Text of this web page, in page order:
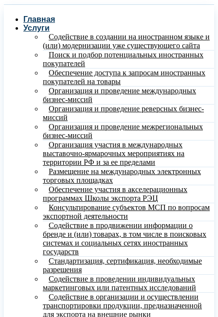
Главная
Услуги
Содействие в создании на иностранном языке и
(или) модернизации уже существующего сайта
Поиск и подбор потенциальных иностранных
покупателей
Обеспечение доступа к запросам иностранных
покупателей на товары
Организация и проведение международных
бизнес-миссий
Организация и проведение реверсных бизнес-
миссий
Организация и проведение межрегиональных
бизнес-миссий
Организация участия в международных
выставочно-ярмарочных мероприятиях на
территории РФ и за ее пределами
Размещение на международных электронных
торговых площадках
Обеспечение участия в акселерационных
программах Школы экспорта РЭЦ
Консультирование субъектов МСП по вопросам
экспортной деятельности
Содействие в продвижении информации о
бренде и (или) товарах, в том числе в поисковых
системах и социальных сетях иностранных
государств
Стандартизация, сертификация, необходимые
разрешения
Содействие в проведении индивидуальных
маркетинговых или патентных исследований
Содействие в организации и осуществлении
транспортировки продукции, предназначенной
для экспорта на внешние рынки